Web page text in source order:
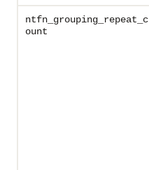
ntfn_grouping_repeat_c
ount